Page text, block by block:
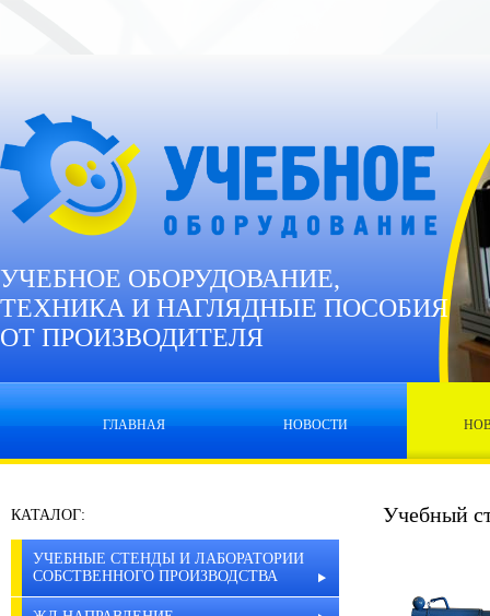
УЧЕБНОЕ ОБОРУДОВАНИЕ,
ТЕХНИКА И НАГЛЯДНЫЕ ПОСОБИЯ
ОТ ПРОИЗВОДИТЕЛЯ
ГЛАВНАЯ НОВОСТИ
КАТАЛОГ:
УЧЕБНЫЕ СТЕНДЫ И ЛАБОРАТОРИИ
СОБСТВЕННОГО ПРОИЗВОДСТВА
Учебный